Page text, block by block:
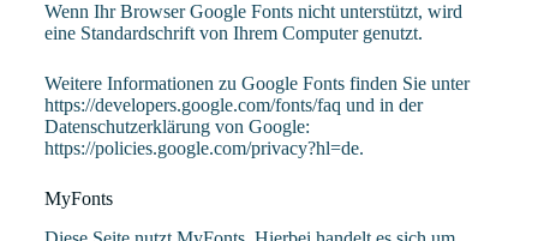
Wenn Ihr Browser Google Fonts nicht unterstützt, wird
eine Standardschrift von Ihrem Computer genutzt.
Weitere Informationen zu Google Fonts finden Sie unter
https://developers.google.com/fonts/faq und in der
Datenschutzerklärung von Google:
https://policies.google.com/privacy?hl=de.
MyFonts